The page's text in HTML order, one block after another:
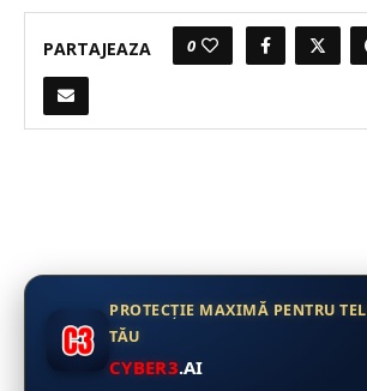
PARTAJEAZA 0
PROTECȚIE MAXIMĂ PENTRU
TĂU
CYBER3.AI